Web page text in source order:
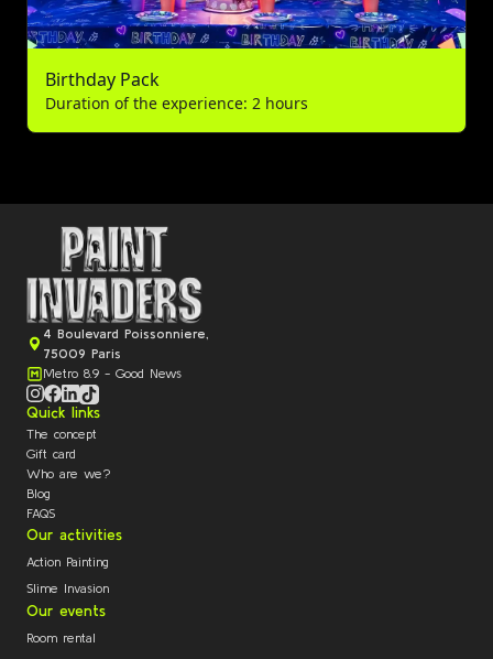
Birthday Pack
Duration of the experience: 2 hours
4 Boulevard Poissonniere,
75009 Paris
Metro 8.9 - Good News
Quick links
The concept
Gift card
Who are we?
Blog
FAQS
Our activities
Action Painting
Slime Invasion
Our events
Room rental